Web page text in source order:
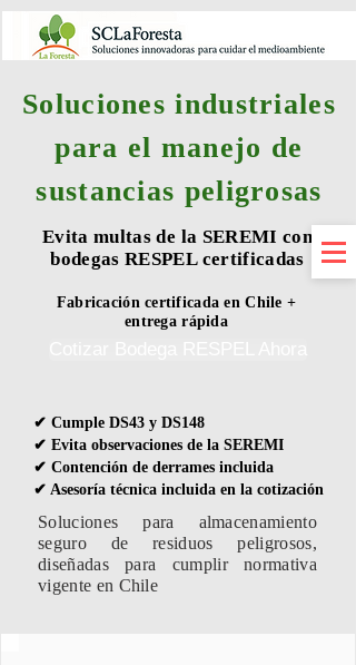
Soluciones industriales
para el manejo de
sustancias peligrosas
Evita multas de la SEREMI con
bodegas RESPEL certificadas
Fabricación certificada en Chile +
entrega rápida
✔ Cumple DS43 y DS148
✔ Evita observaciones de la SEREMI
✔ Contención de derrames incluida
✔ Asesoría técnica incluida en la cotización
Soluciones para almacenamiento
seguro de residuos peligrosos,
diseñadas para cumplir normativa
vigente en Chile